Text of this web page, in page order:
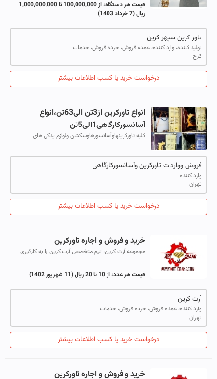
قیمت هر دستگاه:
از 100,000,000 تا 1,000,000,000
ریال(7 خرداد 1403)
تاور کرین سپهر کرین
تولید کننده، وارد کننده، عمده فروش، خرده فروش، خدمات
کرج
درخواست خرید یا کسب اطلاعات بیشتر
انواع تاورکرین از3تن الی63تن،انواع
آسانسورکارگاهی1الی5تن
کلیه تاورکرینهاوآسانسورهاوسکشن ولوازم یدکی های
فروش وواردات تاورکرین وآسانسورکارگاهی
وارد کننده
تهران
درخواست خرید یا کسب اطلاعات بیشتر
خرید و فروش و اجاره تاورکرین
مجموعه آرت کرین: تیم متخصص آرت کرین با به کارگیری
قیمت هر عدد:از 10 تا 20 ریال (11 شهریور 1402)
آرت کرین
وارد کننده، عمده فروش، خرده فروش، خدمات
تهران
درخواست خرید یا کسب اطلاعات بیشتر
خرید و فروش و اجاره تاورکرین